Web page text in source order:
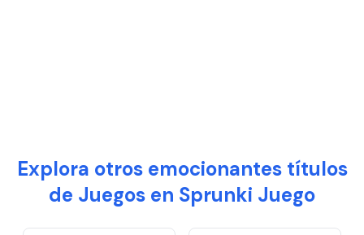
Explora otros emocionantes títulos
de Juegos en Sprunki Juego